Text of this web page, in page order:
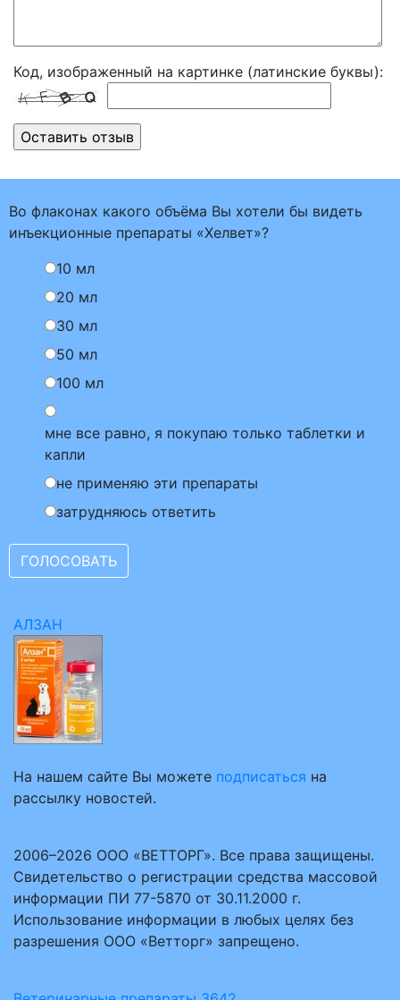
Код, изображенный на картинке (латинские буквы):
Во флаконах какого объёма Вы хотели бы видеть
инъекционные препараты «Хелвет»?
10 мл
20 мл
30 мл
50 мл
100 мл
мне все равно, я покупаю только таблетки и
капли
не применяю эти препараты
затрудняюсь ответить
АЛЗАН
На нашем сайте Вы можете подписаться на
рассылку новостей.
2006–2026 ООО «ВЕТТОРГ». Все права защищены.
Свидетельство о регистрации средства массовой
информации ПИ 77-5870 от 30.11.2000 г.
Использование информации в любых целях без
разрешения ООО «Ветторг» запрещено.